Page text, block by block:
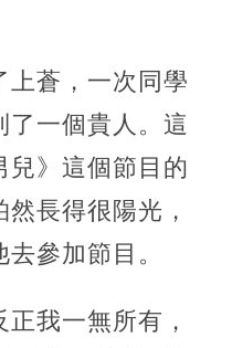
上蒼，一次同學
了一個貴人。這
兒》這個節目的
長得很陽光，
參加節目。
我一無所有，